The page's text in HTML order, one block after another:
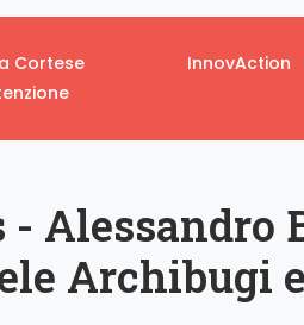
Cortese
InnovAction
- Alessandro
Archibugi